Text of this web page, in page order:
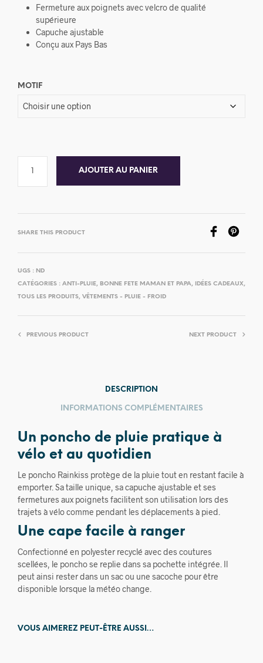
Fermeture aux poignets avec velcro de qualité
supérieure
Capuche ajustable
Conçu aux Pays Bas
MOTIF
AJOUTER AU PANIER
SHARE THIS PRODUCT
UGS : ND
CATÉGORIES : ANTI-PLUIE, BONNE FETE MAMAN ET PAPA, IDÉES CADEAUX,
TOUS LES PRODUITS, VÊTEMENTS - PLUIE - FROID
PREVIOUS PRODUCT NEXT PRODUCT
DESCRIPTION
INFORMATIONS COMPLÉMENTAIRES
Un poncho de pluie pratique à
vélo et au quotidien
Le poncho Rainkiss protège de la pluie tout en restant facile à
emporter. Sa taille unique, sa capuche ajustable et ses
fermetures aux poignets facilitent son utilisation lors des
trajets à vélo comme pendant les déplacements à pied.
Une cape facile à ranger
Confectionné en polyester recyclé avec des coutures
scellées, le poncho se replie dans sa pochette intégrée. Il
peut ainsi rester dans un sac ou une sacoche pour être
disponible lorsque la météo change.
VOUS AIMEREZ PEUT-ÊTRE AUSSI…